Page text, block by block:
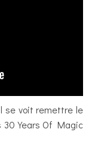
se voit remettre le
30 Years Of Magic